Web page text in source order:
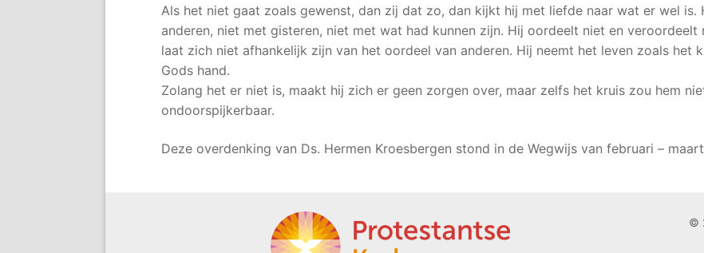
Als het niet gaat zoals gewenst, dan zij dat zo, dan kijkt hij met liefde naar wat er wel
anderen, niet met gisteren, niet met wat had kunnen zijn. Hij oordeelt niet en veroordeelt
laat zich niet afhankelijk zijn van het oordeel van anderen. Hij neemt het leven zoals het
Gods hand.
Zolang het er niet is, maakt hij zich er geen zorgen over, maar zelfs het kruis zou hem
ondoorspijkerbaar.
Deze overdenking van Ds. Hermen Kroesbergen stond in de Wegwijs van februari –
©